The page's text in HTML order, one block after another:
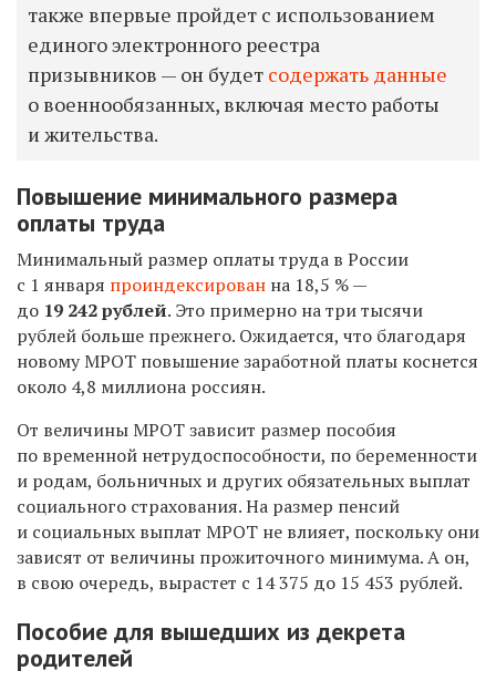
также впервые пройдет с использованием
единого электронного реестра
призывников — он будет содержать данные
о военнообязанных, включая место работы
и жительства.
Повышение минимального размера
оплаты труда
Минимальный размер оплаты труда в России
с 1 января проиндексирован на 18,5 % —
до 19 242 рублей. Это примерно на три тысячи
рублей больше прежнего. Ожидается, что благодаря
новому МРОТ повышение заработной платы коснется
около 4,8 миллиона россиян.
От величины МРОТ зависит размер пособия
по временной нетрудоспособности, по беременности
и родам, больничных и других обязательных выплат
социального страхования. На размер пенсий
и социальных выплат МРОТ не влияет, поскольку они
зависят от величины прожиточного минимума. А он,
в свою очередь, вырастет с 14 375 до 15 453 рублей.
Пособие для вышедших из декрета
родителей